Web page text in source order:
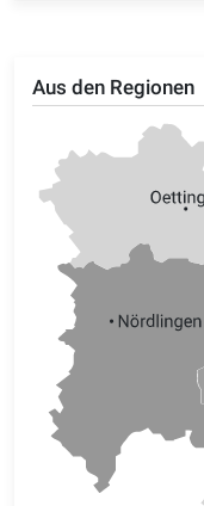
Aus den Regionen